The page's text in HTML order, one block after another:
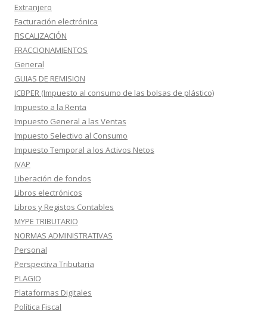
Extranjero
Facturación electrónica
FISCALIZACIÓN
FRACCIONAMIENTOS
General
GUIAS DE REMISION
ICBPER (Impuesto al consumo de las bolsas de plástico)
Impuesto a la Renta
Impuesto General a las Ventas
Impuesto Selectivo al Consumo
Impuesto Temporal a los Activos Netos
IVAP
Liberación de fondos
Libros electrónicos
Libros y Registos Contables
MYPE TRIBUTARIO
NORMAS ADMINISTRATIVAS
Personal
Perspectiva Tributaria
PLAGIO
Plataformas Digitales
Política Fiscal